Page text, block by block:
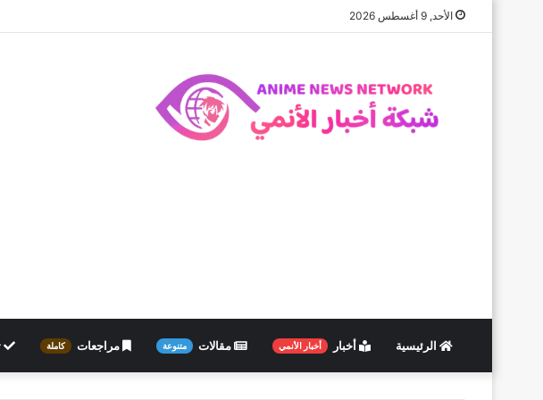
الأحد, 9 أغسطس 2026
الرئيسية أخبار أخبار الأنمي مقالات متنوعة مراجعات كاملة